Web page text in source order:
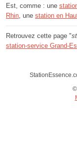
Est, comme : une
Rhin , une station en
Retrouvez cette page "
station-service Grand-